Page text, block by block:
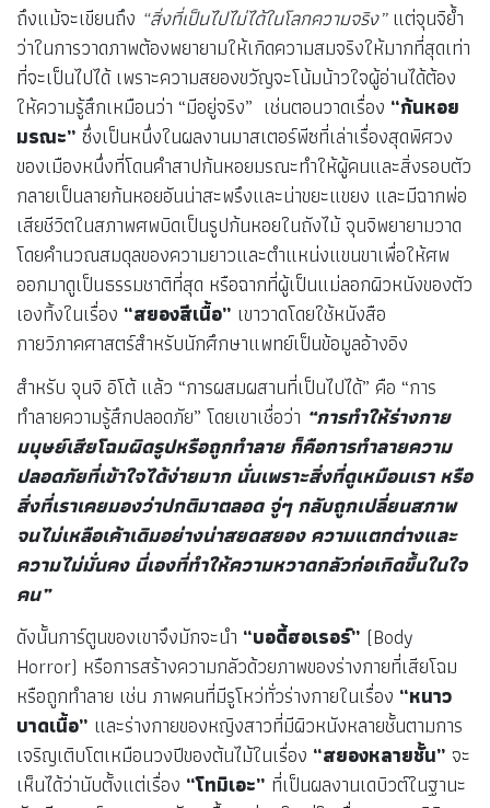
ถึงแม้จะเขียนถึง “สิ่งที่เป็นไปไม่ได้ในโลกความจริง”แต่จุนจิย้ำ
ว่าในการวาดภาพต้องพยายามให้เกิดความสมจริงให้มากที่สุดเท่า
ที่จะเป็นไปได้ เพราะความสยองขวัญจะโน้มน้าวใจผู้อ่านได้ต้อง
ให้ความรู้สึกเหมือนว่า “มีอยู่จริง” เช่นตอนวาดเรื่อง “ก้นหอย
มรณะ” ซึ่งเป็นหนึ่งในผลงานมาสเตอร์พีซที่เล่าเรื่องสุดพิศวง
ของเมืองหนึ่งที่โดนคำสาปก้นหอยมรณะทำให้ผู้คนและสิ่งรอบตัว
กลายเป็นลายก้นหอยอันน่าสะพรึงและน่าขยะแขยง และมีฉากพ่อ
เสียชีวิตในสภาพศพบิดเป็นรูปก้นหอยในถังไม้ จุนจิพยายามวาด
โดยคำนวณสมดุลของความยาวและตำแหน่งแขนขาเพื่อให้ศพ
ออกมาดูเป็นธรรมชาติที่สุด หรือฉากที่ผู้เป็นแม่ลอกผิวหนังของตัว
เองทิ้งในเรื่อง “สยองสีเนื้อ” เขาวาดโดยใช้หนังสือ
กายวิภาคศาสตร์สำหรับนักศึกษาแพทย์เป็นข้อมูลอ้างอิง
สำหรับ จุนจิ อิโต้ แล้ว “การผสมผสานที่เป็นไปได้” คือ “การ
ทำลายความรู้สึกปลอดภัย” โดยเขาเชื่อว่า “การทำให้ร่างกาย
มนุษย์เสียโฉมผิดรูปหรือถูกทำลาย ก็คือการทำลายความ
ปลอดภัยที่เข้าใจได้ง่ายมาก นั่นเพราะสิ่งที่ดูเหมือนเรา หรือ
สิ่งที่เราเคยมองว่าปกติมาตลอด จู่ๆ กลับถูกเปลี่ยนสภาพ
จนไม่เหลือเค้าเดิมอย่างน่าสยดสยอง ความแตกต่างและ
ความไม่มั่นคง นี่เองที่ทำให้ความหวาดกลัวก่อเกิดขึ้นในใจ
คน”
ดังนั้นการ์ตูนของเขาจึงมักจะนำ “บอดี้ฮอเรอร์” (Body
Horror) หรือการสร้างความกลัวด้วยภาพของร่างกายที่เสียโฉม
หรือถูกทำลาย เช่น ภาพคนที่มีรูโหว่ทั่วร่างกายในเรื่อง “หนาว
บาดเนื้อ” และร่างกายของหญิงสาวที่มีผิวหนังหลายชั้นตามการ
เจริญเติบโตเหมือนวงปีของต้นไม้ในเรื่อง “สยองหลายชั้น” จะ
เห็นได้ว่านับตั้งแต่เรื่อง “โทมิเอะ” ที่เป็นผลงานเดบิวต์ในฐานะ